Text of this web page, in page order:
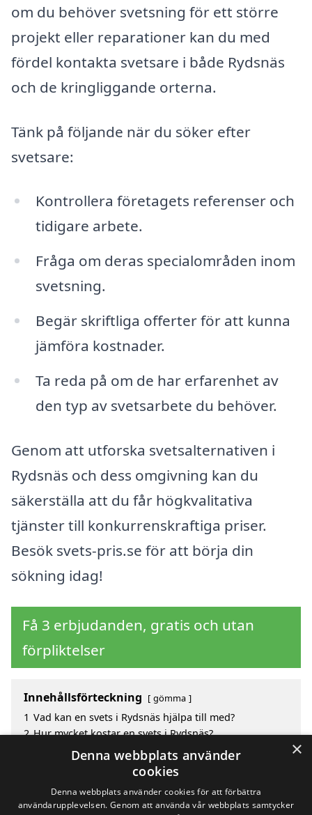
om du behöver svetsning för ett större
projekt eller reparationer kan du med
fördel kontakta svetsare i både Rydsnäs
och de kringliggande orterna.
Tänk på följande när du söker efter
svetsare:
Kontrollera företagets referenser och
tidigare arbete.
Fråga om deras specialområden inom
svetsning.
Begär skriftliga offerter för att kunna
jämföra kostnader.
Ta reda på om de har erfarenhet av
den typ av svetsarbete du behöver.
Genom att utforska svetsalternativen i
Rydsnäs och dess omgivning kan du
säkerställa att du får högkvalitativa
tjänster till konkurrenskraftiga priser.
Besök svets-pris.se för att börja din
sökning idag!
Få 3 erbjudanden, gratis och utan
förpliktelser
Innehållsförteckning gömma
1 Vad kan en svets i Rydsnäs hjälpa till med?
2 Hur mycket kostar en svets i Rydsnäs?
Fördelar med att välja svets i Rydsnäs
Sök efter en skicklig svets i de omgivande städerna
×
Denna webbplats använder
cookies
Denna webbplats använder cookies för att förbättra
användarupplevelsen. Genom att använda vår webbplats samtycker